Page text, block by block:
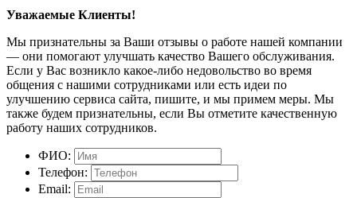
Уважаемые Клиенты!
Мы признательны за Ваши отзывы о работе нашей компании
— они помогают улучшать качество Вашего обслуживания.
Если у Вас возникло какое-либо недовольство во время
общения с нашими сотрудниками или есть идеи по
улучшению сервиса сайта, пишите, и мы примем меры. Мы
также будем признательны, если Вы отметите качественную
работу наших сотрудников.
ФИО:
Телефон:
Email: